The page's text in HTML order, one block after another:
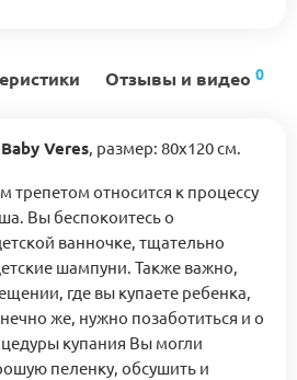
Отзывы и видео 0
Baby Veres , размер: 80х120 см.
трепетом относится к процессу
Вы беспокоитесь о
ванночке, тщательно
шампуни. Также важно,
где вы купаете ребенка,
же, нужно позаботиться и о
купания Вы могли
пеленку, обсушить и